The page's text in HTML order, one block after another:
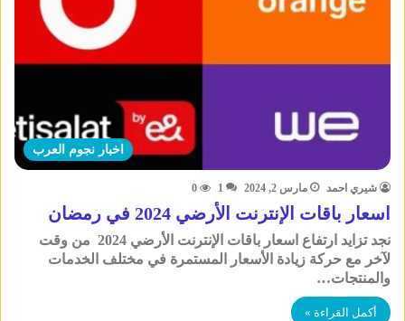
اخبار نجوم العرب
شيري احمد مارس 2, 2024 1
0
اسعار باقات الإنترنت الأرضي 2024 في رمضان
نجد تزايد ارتفاع اسعار باقات الإنترنت الأرضي 2024 من وقت
لآخر مع حركة زيادة الأسعار المستمرة في مختلف الخدمات
والمنتجات…
أكمل القراءة »